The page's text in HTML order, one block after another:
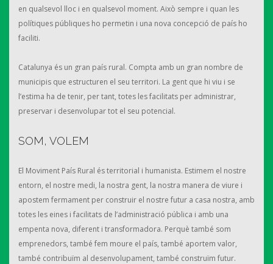
en qualsevol lloc i en qualsevol moment. Això sempre i quan les
polítiques públiques ho permetin i una nova concepció de país ho
faciliti.
Catalunya és un gran país rural. Compta amb un gran nombre de
municipis que estructuren el seu territori. La gent que hi viu i se
l’estima ha de tenir, per tant, totes les facilitats per administrar,
preservar i desenvolupar tot el seu potencial.
SOM, VOLEM
El Moviment País Rural és territorial i humanista. Estimem el nostre
entorn, el nostre medi, la nostra gent, la nostra manera de viure i
apostem fermament per construir el nostre futur a casa nostra, amb
totes les eines i facilitats de l’administració pública i amb una
empenta nova, diferent i transformadora. Perquè també som
emprenedors, també fem moure el país, també aportem valor,
també contribuïm al desenvolupament, també construïm futur.